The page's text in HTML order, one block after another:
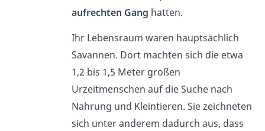
aufrechten Gang hatten.
Ihr Lebensraum waren hauptsächlich
Savannen. Dort machten sich die etwa
1,2 bis 1,5 Meter großen
Urzeitmenschen auf die Suche nach
Nahrung und Kleintieren. Sie zeichneten
sich unter anderem dadurch aus, dass